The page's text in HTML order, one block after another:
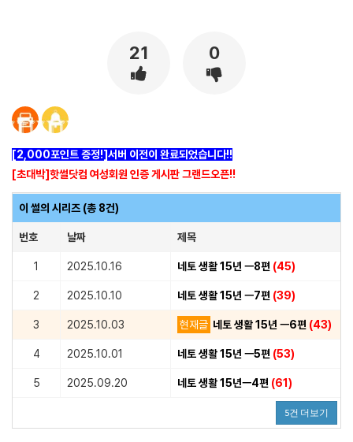
21 0
[2,000포인트 증정!]서버 이전이 완료되었습니다!!
[초대박]핫썰닷컴 여성회원 인증 게시판 그랜드오픈!!
이 썰의 시리즈 (총 8건)
번호 날짜 제목
1 2025.10.16 네토 생활 15년 ㅡ8편 (45)
2 2025.10.10 네토 생활 15년 ㅡ7편 (39)
3 2025.10.03 현재글 네토 생활 15년 ㅡ6편 (43)
4 2025.10.01 네토 생활 15년 ㅡ5편 (53)
5 2025.09.20 네토 생활 15년ㅡ4편 (61)
5건 더보기